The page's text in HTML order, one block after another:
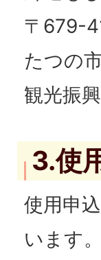
〒679-
たつの
観光振
3.使
使用申
います。